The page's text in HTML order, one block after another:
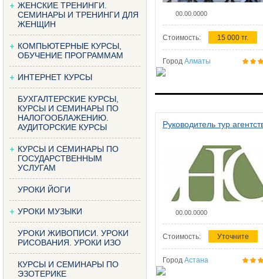
ЖЕНСКИЕ ТРЕНИНГИ.
СЕМИНАРЫ И ТРЕНИНГИ ДЛЯ
ЖЕНЩИН
КОМПЬЮТЕРНЫЕ КУРСЫ,
ОБУЧЕНИЕ ПРОГРАММАМ
ИНТЕРНЕТ КУРСЫ
БУХГАЛТЕРСКИЕ КУРСЫ,
КУРСЫ И СЕМИНАРЫ ПО
НАЛОГООБЛАЖЕНИЮ.
АУДИТОРСКИЕ КУРСЫ
КУРСЫ И СЕМИНАРЫ ПО
ГОСУДАРСТВЕННЫМ
УСЛУГАМ
УРОКИ ЙОГИ
УРОКИ МУЗЫКИ
УРОКИ ЖИВОПИСИ. УРОКИ
РИСОВАНИЯ. УРОКИ ИЗО
КУРСЫ И СЕМИНАРЫ ПО
ЭЗОТЕРИКЕ
00.00.0000
Стоимость: 15 000 тг.
Город Алматы
Руководитель тур
00.00.0000
Стоимость: Уточните
Город Астана